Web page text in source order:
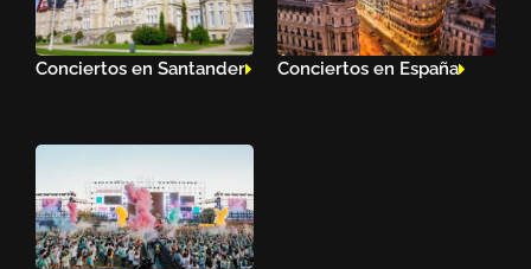
Conciertos en Santander Conciertos en España